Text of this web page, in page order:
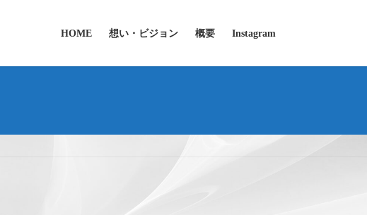
HOME 想い・ビジョン 概要 Instagram